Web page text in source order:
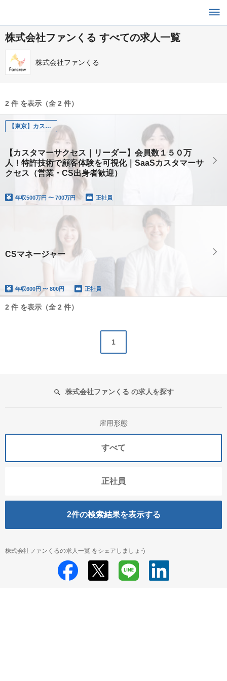
株式会社ファンくる すべての求人一覧
株式会社ファンくる
2 件 を表示（全 2 件）
【東京】カスタマーサクセス（既存営業）リーダー
【カスタマーサクセス｜リーダー】会員数１５０万
人！特許技術で顧客体験を可視化｜SaaSカスタマーサ
クセス（営業・CS出身者歓迎）
年収500万円 〜 700万円 正社員
CSマネージャー
年収600円 〜 800円 正社員
2 件 を表示（全 2 件）
1
株式会社ファンくる の求人を探す
雇用形態
すべて
正社員
2件の検索結果を表示する
株式会社ファンくるの求人一覧 をシェアしましょう